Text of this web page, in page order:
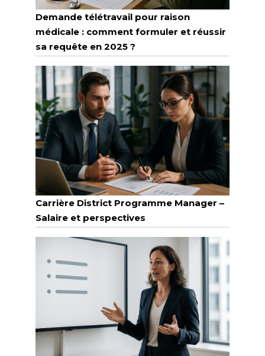
Demande télétravail pour raison
médicale : comment formuler et réussir
sa requête en 2025 ?
Carrière District Programme Manager –
Salaire et perspectives